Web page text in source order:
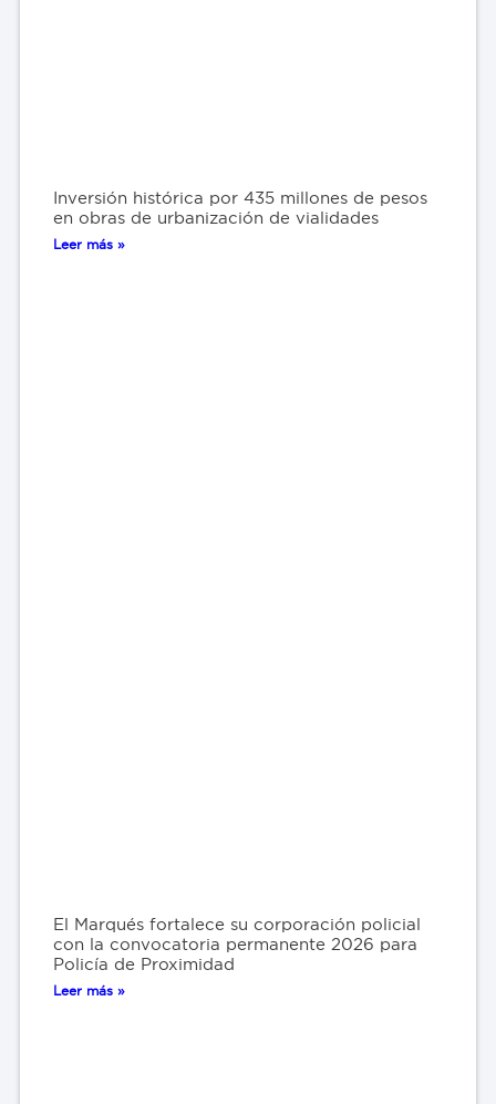
Inversión histórica por 435 millones de pesos
en obras de urbanización de vialidades
Leer más »
El Marqués fortalece su corporación policial
con la convocatoria permanente 2026 para
Policía de Proximidad
Leer más »